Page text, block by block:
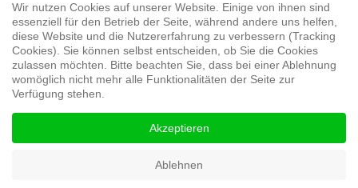
Wir nutzen Cookies auf unserer Website. Einige von ihnen sind
essenziell für den Betrieb der Seite, während andere uns helfen,
diese Website und die Nutzererfahrung zu verbessern (Tracking
Cookies). Sie können selbst entscheiden, ob Sie die Cookies
zulassen möchten. Bitte beachten Sie, dass bei einer Ablehnung
womöglich nicht mehr alle Funktionalitäten der Seite zur
Verfügung stehen.
Akzeptieren
Ablehnen